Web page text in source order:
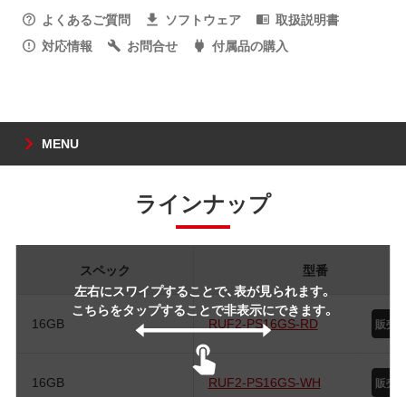
よくあるご質問
ソフトウェア
取扱説明書
対応情報
お問合せ 付属品の購入
MENU
ラインナップ
左右にスワイプすることで、表が見られます。
こちらをタップすることで非表示にできます。
スペック 型番
16GB RUF2-PS16GS-RD
16GB RUF2-PS16GS-WH